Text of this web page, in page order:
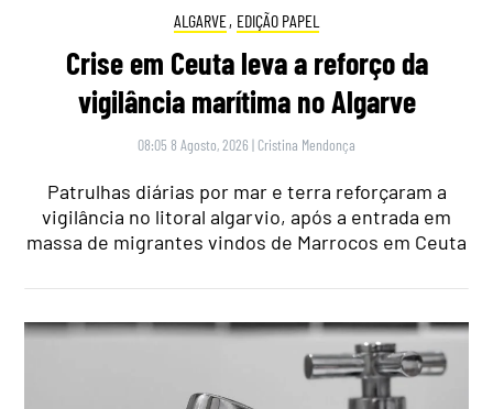
ALGARVE, EDIÇÃO PAPEL
Crise em Ceuta leva a reforço da
vigilância marítima no Algarve
08:05 8 Agosto, 2026 | Cristina Mendonça
Patrulhas diárias por mar e terra reforçaram a
vigilância no litoral algarvio, após a entrada em
massa de migrantes vindos de Marrocos em Ceuta